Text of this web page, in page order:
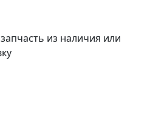
из наличия или